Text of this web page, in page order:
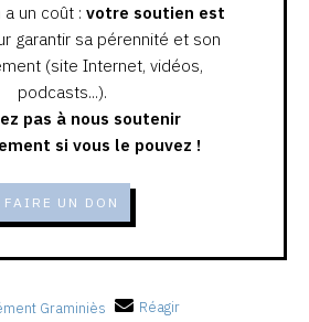
un coût : votre soutien est
garantir sa pérennité et son
(site Internet, vidéos,
podcasts...).
pas à nous soutenir
si vous le pouvez !
FAIRE UN DON
Graminiès Réagir